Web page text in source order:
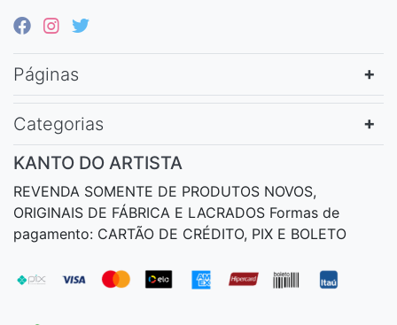
Páginas
Categorias
KANTO DO ARTISTA
REVENDA SOMENTE DE PRODUTOS NOVOS,
ORIGINAIS DE FÁBRICA E LACRADOS Formas de
pagamento: CARTÃO DE CRÉDITO, PIX E BOLETO